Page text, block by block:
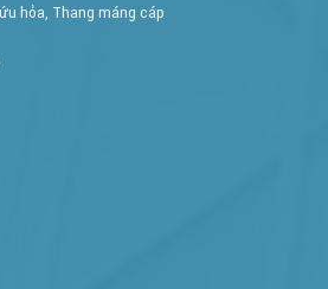
hỏa, Thang máng cáp